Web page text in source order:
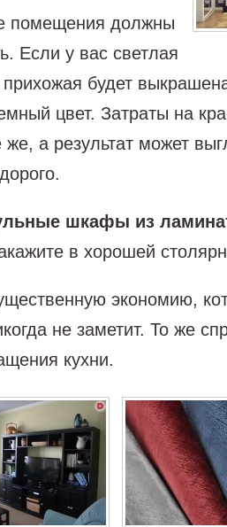
помещения должны
Если у вас светлая
прихожая будет
цвет. Затраты на
же, а результат может
шкафы из
в хорошей
экономию,
не заметит. То же
кухни.